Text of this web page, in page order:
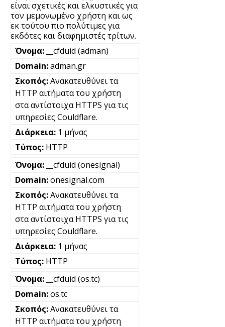
είναι σχετικές και ελκυστικές για
τον μεμονωμένο χρήστη και ως
εκ τούτου πιο πολύτιμες για
εκδότες και διαφημιστές τρίτων.
__cfduid (adman)
adman.gr
Ανακατευθύνει τα
HTTP αιτήματα του χρήστη
στα αντίστοιχα HTTPS για τις
υπηρεσίες Couldflare.
1 μήνας
HTTP
__cfduid (onesignal)
onesignal.com
Ανακατευθύνει τα
HTTP αιτήματα του χρήστη
στα αντίστοιχα HTTPS για τις
υπηρεσίες Couldflare.
1 μήνας
HTTP
__cfduid (os.tc)
os.tc
Ανακατευθύνει τα
HTTP αιτήματα του χρήστη